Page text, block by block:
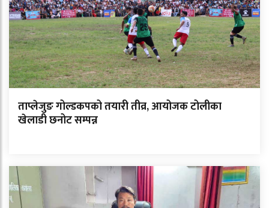
ताप्लेजुङ गोल्डकपको तयारी तीव्र, आयोजक टोलीका
खेलाडी छनोट सम्पन्न